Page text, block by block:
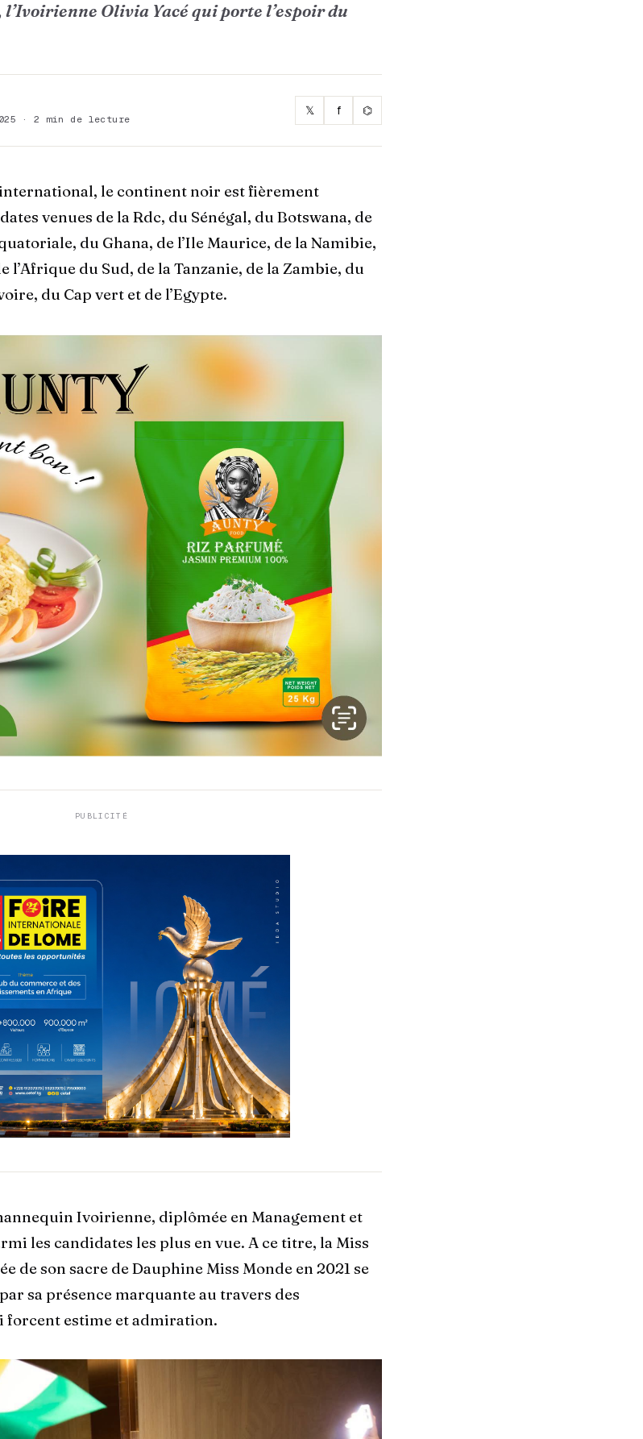
Olivia Yacé qui porte l’espoir du
· 2 min de lecture
𝕏 f ⌬
le continent noir est fièrement
venues de la Rdc, du Sénégal, du Botswana, de
du Ghana, de l’Ile Maurice, de la Namibie,
l’Afrique du Sud, de la Tanzanie, de la Zambie, du
du Cap vert et de l’Egypte.
PUBLICITÉ
Ivoirienne, diplômée en Management et
les candidates les plus en vue. A ce titre, la Miss
de son sacre de Dauphine Miss Monde en 2021 se
sa présence marquante au travers des
forcent estime et admiration.